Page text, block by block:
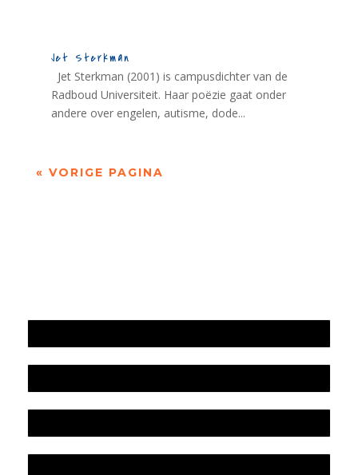
Jet Sterkman
Jet Sterkman (2001) is campusdichter van de
Radboud Universiteit. Haar poëzie gaat onder
andere over engelen, autisme, dode...
« VORIGE PAGINA